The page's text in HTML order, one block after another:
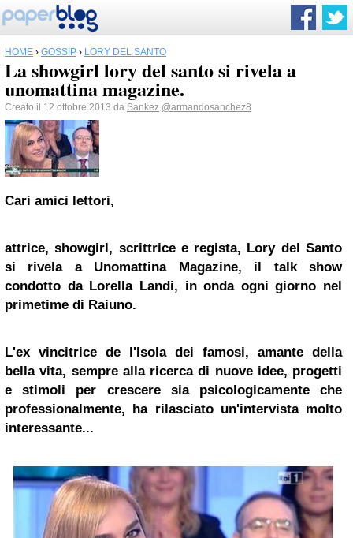
HOME › GOSSIP › LORY DEL SANTO
La showgirl lory del santo si rivela a
unomattina magazine.
Creato il 12 ottobre 2013 da Sankez @armandosanchez8
Cari amici lettori,
attrice, showgirl, scrittrice e regista, Lory del Santo
si rivela a Unomattina Magazine, il talk show
condotto da Lorella Landi, in onda ogni giorno nel
primetime di Raiuno.
L'ex vincitrice de l'Isola dei famosi, amante della
bella vita, sempre alla ricerca di nuove idee, progetti
e stimoli per crescere sia psicologicamente che
professionalmente, ha rilasciato un'intervista molto
interessante...